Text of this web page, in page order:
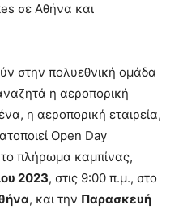
σε Αθήνα και
στην πολυεθνική ομάδα
η αεροπορική
η αεροπορική εταιρεία,
Open Day
πλήρωμα καμπίνας,
2023, στις 9:00 π.μ., στο
, και την Παρασκευή